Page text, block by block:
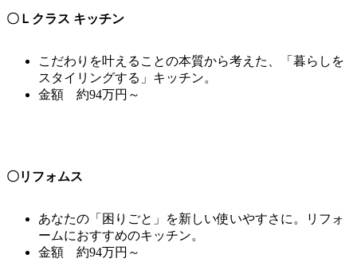
〇Ｌクラス キッチン
こだわりを叶えることの本質から考えた、「暮らしを
スタイリングする」キッチン。
金額 約94万円～
〇リフォムス
あなたの「困りごと」を新しい使いやすさに。リフォ
ームにおすすめのキッチン。
金額 約94万円～